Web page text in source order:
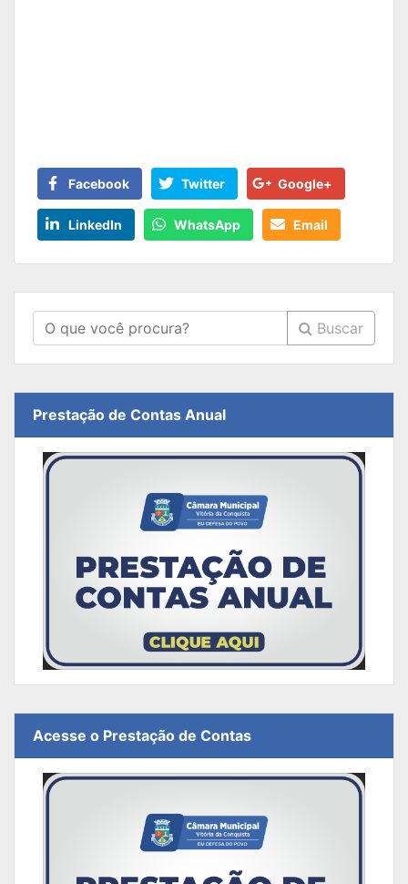
Facebook Twitter Google+
LinkedIn WhatsApp Email
Buscar
Prestação de Contas Anual
Acesse o Prestação de Contas